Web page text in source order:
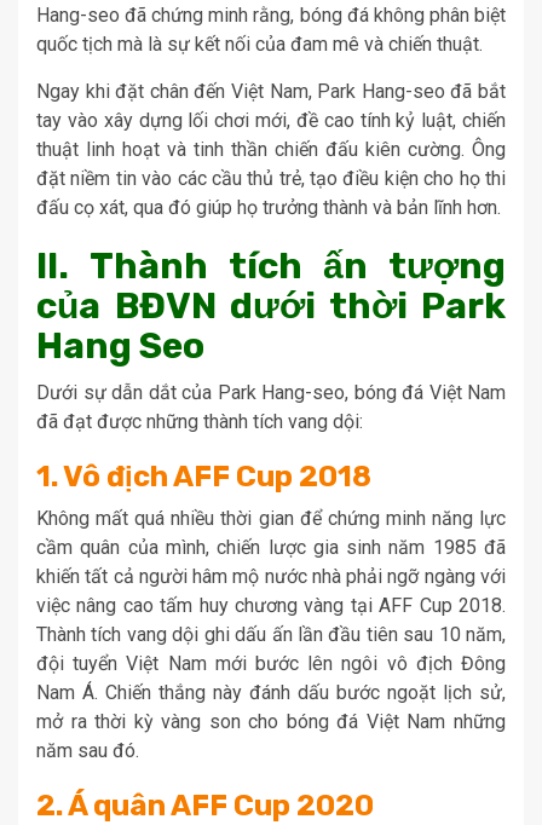
Hang-seo đã chứng minh rằng, bóng đá không phân biệt
quốc tịch mà là sự kết nối của đam mê và chiến thuật.
Ngay khi đặt chân đến Việt Nam, Park Hang-seo đã bắt
tay vào xây dựng lối chơi mới, đề cao tính kỷ luật, chiến
thuật linh hoạt và tinh thần chiến đấu kiên cường. Ông
đặt niềm tin vào các cầu thủ trẻ, tạo điều kiện cho họ thi
đấu cọ xát, qua đó giúp họ trưởng thành và bản lĩnh hơn.
II. Thành tích ấn tượng
của BĐVN dưới thời Park
Hang Seo
Dưới sự dẫn dắt của Park Hang-seo, bóng đá Việt Nam
đã đạt được những thành tích vang dội:
1. Vô địch AFF Cup 2018
Không mất quá nhiều thời gian để chứng minh năng lực
cầm quân của mình, chiến lược gia sinh năm 1985 đã
khiến tất cả người hâm mộ nước nhà phải ngỡ ngàng với
việc nâng cao tấm huy chương vàng tại AFF Cup 2018.
Thành tích vang dội ghi dấu ấn lần đầu tiên sau 10 năm,
đội tuyển Việt Nam mới bước lên ngôi vô địch Đông
Nam Á. Chiến thắng này đánh dấu bước ngoặt lịch sử,
mở ra thời kỳ vàng son cho bóng đá Việt Nam những
năm sau đó.
2. Á quân AFF Cup 2020